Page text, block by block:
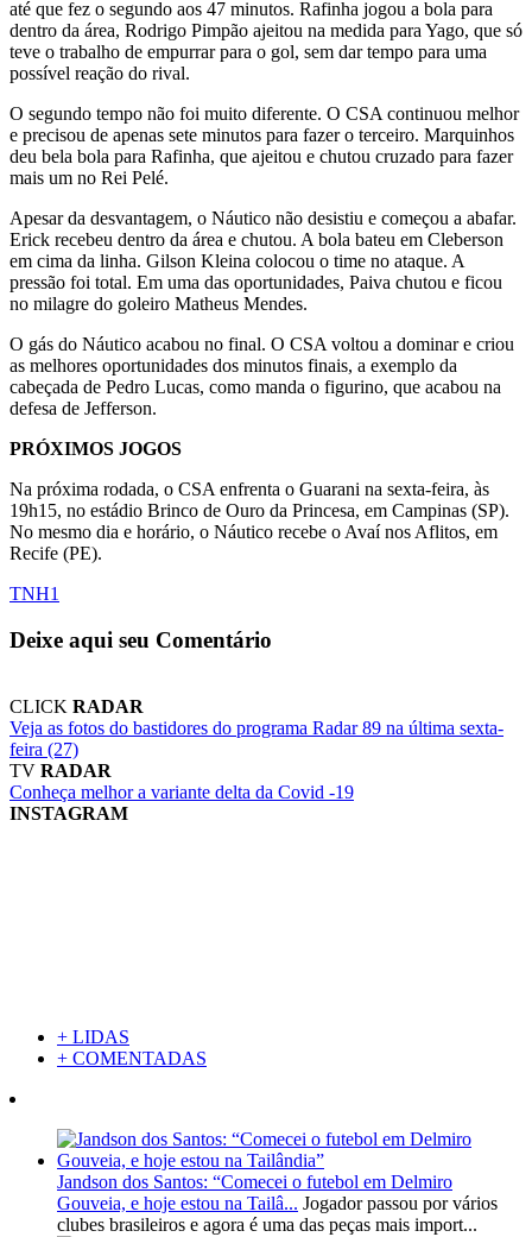
até que fez o segundo aos 47 minutos. Rafinha jogou a bola para
dentro da área, Rodrigo Pimpão ajeitou na medida para Yago, que só
teve o trabalho de empurrar para o gol, sem dar tempo para uma
possível reação do rival.
O segundo tempo não foi muito diferente. O CSA continuou melhor
e precisou de apenas sete minutos para fazer o terceiro. Marquinhos
deu bela bola para Rafinha, que ajeitou e chutou cruzado para fazer
mais um no Rei Pelé.
Apesar da desvantagem, o Náutico não desistiu e começou a abafar.
Erick recebeu dentro da área e chutou. A bola bateu em Cleberson
em cima da linha. Gilson Kleina colocou o time no ataque. A
pressão foi total. Em uma das oportunidades, Paiva chutou e ficou
no milagre do goleiro Matheus Mendes.
O gás do Náutico acabou no final. O CSA voltou a dominar e criou
as melhores oportunidades dos minutos finais, a exemplo da
cabeçada de Pedro Lucas, como manda o figurino, que acabou na
defesa de Jefferson.
PRÓXIMOS JOGOS
Na próxima rodada, o CSA enfrenta o Guarani na sexta-feira, às
19h15, no estádio Brinco de Ouro da Princesa, em Campinas (SP).
No mesmo dia e horário, o Náutico recebe o Avaí nos Aflitos, em
Recife (PE).
TNH1
Deixe aqui seu Comentário
CLICK RADAR
Veja as fotos do bastidores do programa Radar 89 na última sexta-
feira (27)
TV RADAR
Conheça melhor a variante delta da Covid -19
INSTAGRAM
+ LIDAS
+ COMENTADAS
Jandson dos Santos: “Comecei o futebol em Delmiro
Gouveia, e hoje estou na Tailâ... Jogador passou por vários
clubes brasileiros e agora é uma das peças mais import...